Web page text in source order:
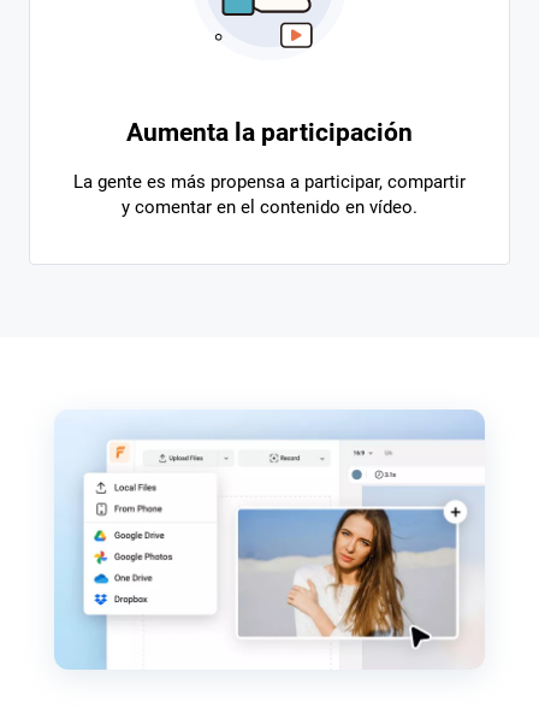
Aumenta la participación
La gente es más propensa a participar, compartir
y comentar en el contenido en vídeo.